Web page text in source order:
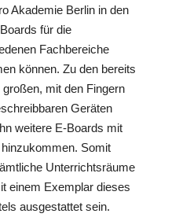
Akademie Berlin in den
für die
Fachbereiche
können. Zu den bereits
mit den Fingern
Geräten
weitere E-Boards mit
hinzukommen. Somit
Unterrichtsräume
einem Exemplar dieses
ausgestattet sein.